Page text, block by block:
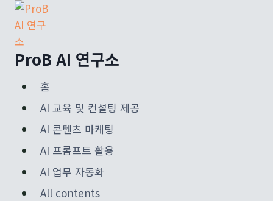
Skip
content
ProB AI 연구소
홈
AI 교육 및 컨설팅 제공
AI 콘텐츠 마케팅
AI 프롬프트 활용
AI 업무 자동화
All contents